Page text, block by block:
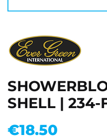
SHELL | 234-
€18.50